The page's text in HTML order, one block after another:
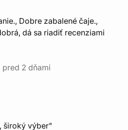
Dobre zabalené čaje.,
dá sa riadiť recenziami
pred 2 dňami
široký výber"